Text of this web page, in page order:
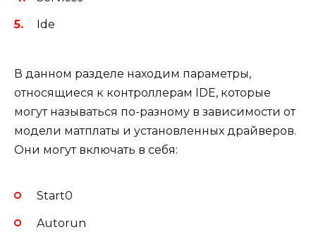
Ide
В данном разделе находим параметры,
относящиеся к контроллерам IDE, которые
могут называться по-разному в зависимости от
модели матплаты и установленных драйверов.
Они могут включать в себя:
Start0
Autorun